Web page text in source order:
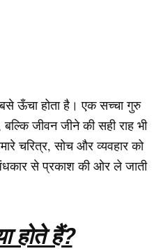
ऊँचा होता है। एक सच्चा गुरु
बल्कि जीवन जीने की सही राह भी
चरित्र, सोच और व्यवहार को
से प्रकाश की ओर ले जाती
होते हैं?